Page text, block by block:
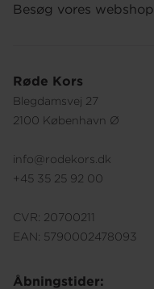
Røde Kors
Blegdamsvej 27
2100 København Ø
info@rodekors.dk
+45 35 25 92 00
CVR: 20700211
EAN: 5790002478093
Åbningstider:
Besøg vores webshop